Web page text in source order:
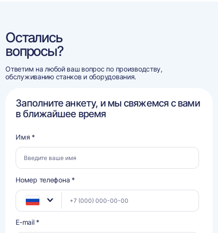
Остались
вопросы?
Ответим на любой ваш вопрос по производству,
обслуживанию станков и оборудования.
Заполните анкету, и мы свяжемся с вами
в ближайшее время
Имя *
Номер телефона *
E-mail *